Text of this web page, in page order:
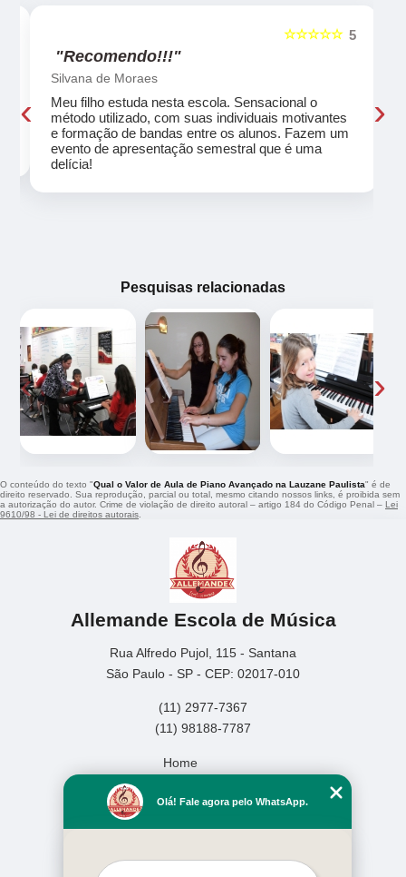
5
☆☆☆☆☆
"Recomendo!!!"
Silvana de Moraes
Meu filho estuda nesta escola. Sensacional o
método utilizado, com suas individuais motivantes
e formação de bandas entre os alunos. Fazem um
evento de apresentação semestral que é uma
delícia!
‹ ›
Pesquisas relacionadas
‹ ›
O conteúdo do texto "Qual o Valor de Aula de Piano Avançado na Lauzane Paulista" é de
direito reservado. Sua reprodução, parcial ou total, mesmo citando nossos links, é proibida sem
a autorização do autor. Crime de violação de direito autoral – artigo 184 do Código Penal – Lei
9610/98 - Lei de direitos autorais.
Allemande Escola de Música
Rua Alfredo Pujol, 115 - Santana
São Paulo - SP - CEP: 02017-010
(11) 2977-7367
(11) 98188-7787
Home
Missão
Olá! Fale agora pelo WhatsApp.